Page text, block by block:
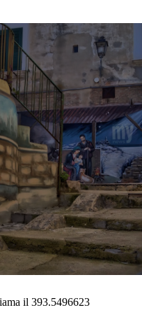
il 393.5496623